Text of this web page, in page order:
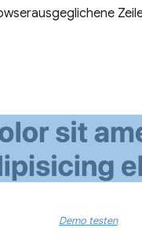
Demo testen